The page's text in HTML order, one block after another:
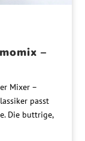
–
Mixer –
passt
Die buttrige,